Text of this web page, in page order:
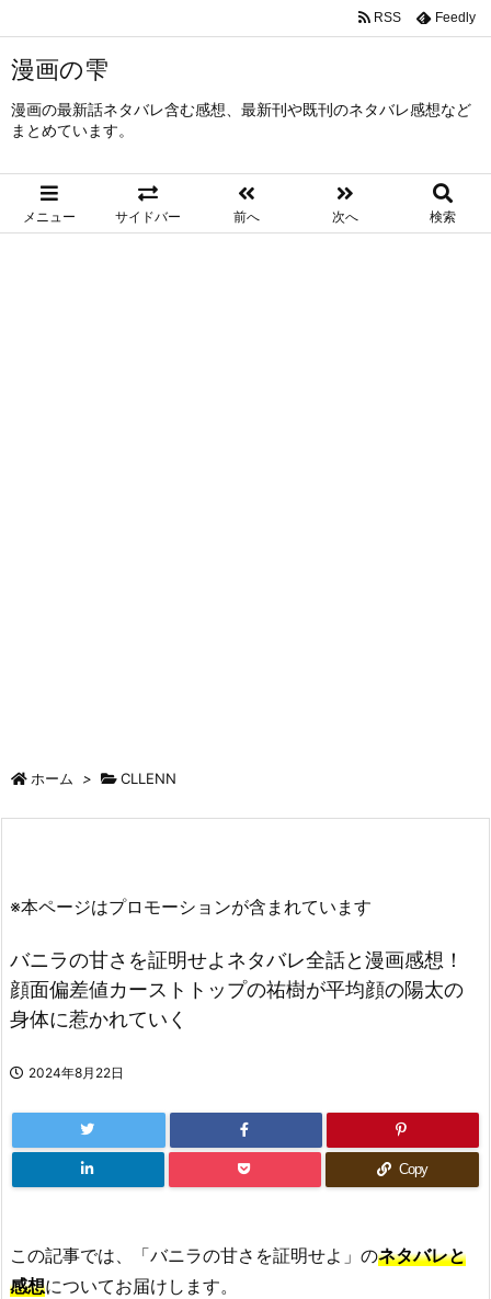
漫画の雫
漫画の最新話ネタバレ含む感想、最新刊や既刊のネタバレ感想など
まとめています。
メニュー サイドバー 前へ 次へ 検索
RSS Feedly
ホーム > CLLENN
※本ページはプロモーションが含まれています
バニラの甘さを証明せよネタバレ全話と漫画感想！
顔面偏差値カーストトップの祐樹が平均顔の陽太の
身体に惹かれていく
2024年8月22日
Copy
この記事では、「バニラの甘さを証明せよ」のネタバレと
感想についてお届けします。